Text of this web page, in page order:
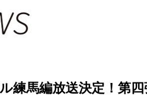
練馬編放送決定！第